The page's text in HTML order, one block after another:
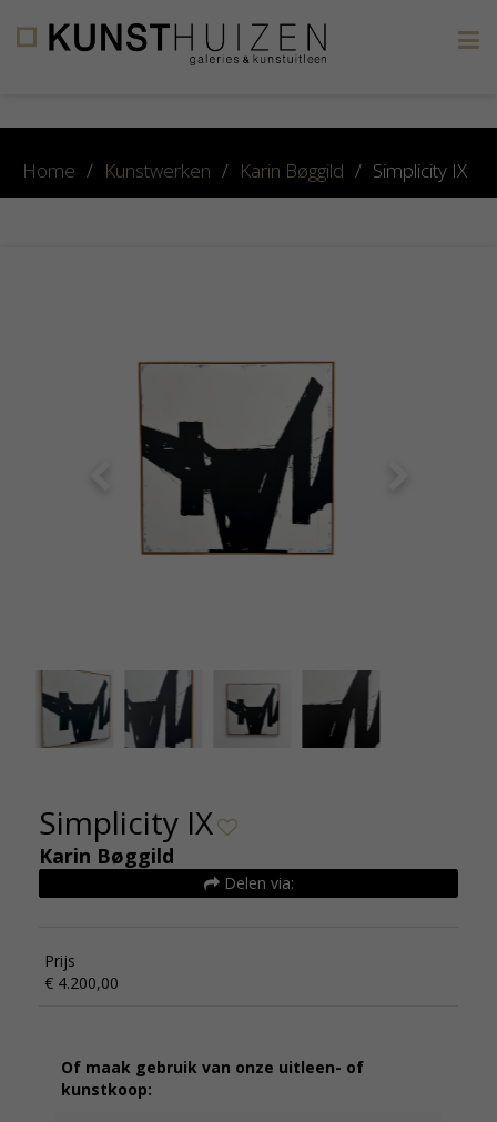
Home / Kunstwerken / Karin Bøggild / Simplicity IX
(2)
Simplicity IX
Karin Bøggild
Delen via:
Prijs
€ 4.200,00
Of maak gebruik van onze uitleen- of
kunstkoop: